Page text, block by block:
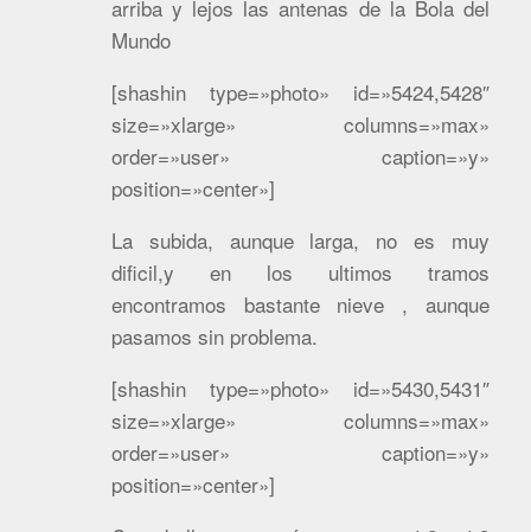
arriba y lejos las antenas de la Bola del
Mundo
[shashin type=»photo» id=»5424,5428″
size=»xlarge» columns=»max»
order=»user» caption=»y»
position=»center»]
La subida, aunque larga, no es muy
dificil,y en los ultimos tramos
encontramos bastante nieve , aunque
pasamos sin problema.
[shashin type=»photo» id=»5430,5431″
size=»xlarge» columns=»max»
order=»user» caption=»y»
position=»center»]